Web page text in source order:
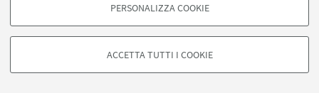
degli utenti, creare profili in base al loro comportamento sul sito, per analisi
di marketing.
Google/Youtube Video
PERSONALIZZA COOKIE
ACCETTA TUTTI I COOKIE
e stilistico e affronta in particolare i concetti di
«gravità» e «piacevolezza» e quello, fondamentale,
». Nel terzo libro invece è approntata